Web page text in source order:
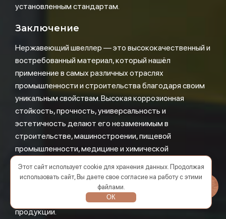
установленным стандартам.
Заключение
Нержавеющий швеллер — это высококачественный и
востребованный материал, который нашёл
применение в самых различных отраслях
промышленности и строительства благодаря своим
уникальным свойствам. Высокая коррозионная
стойкость, прочность, универсальность и
эстетичность делают его незаменимым в
строительстве, машиностроении, пищевой
промышленности, медицине и химической
можно легко найти и купить нержавеющий швеллер у
надёжных производителей, таких как SMT Group, что
обеспечивает высокое качество и долговечность
продукции.
Этот сайт использует cookie для хранения данных. Продолжая
использовать сайт, Вы даете свое согласие на работу с этими
файлами.
ОК